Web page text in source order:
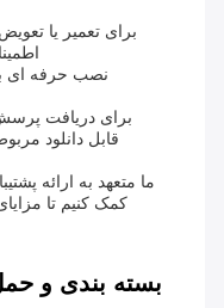
برای تعمیر یا
نصب حرفه ای
برای دریافت
قابل دانلود
ما متعهد به ارائه
کمک کنیم تا
بسته بندی و